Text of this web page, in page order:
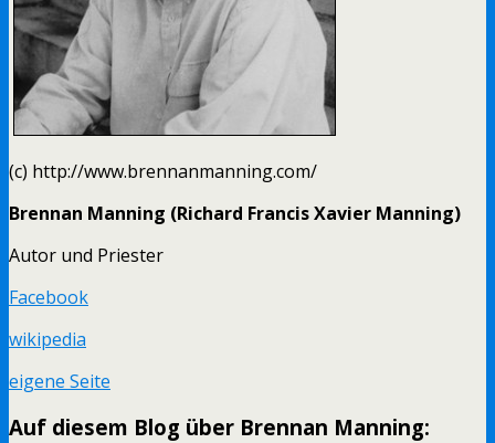
(c) http://www.brennanmanning.com/
Brennan Manning (Richard Francis Xavier Manning)
Autor und Priester
Facebook
wikipedia
eigene Seite
Auf diesem Blog über Brennan Manning: